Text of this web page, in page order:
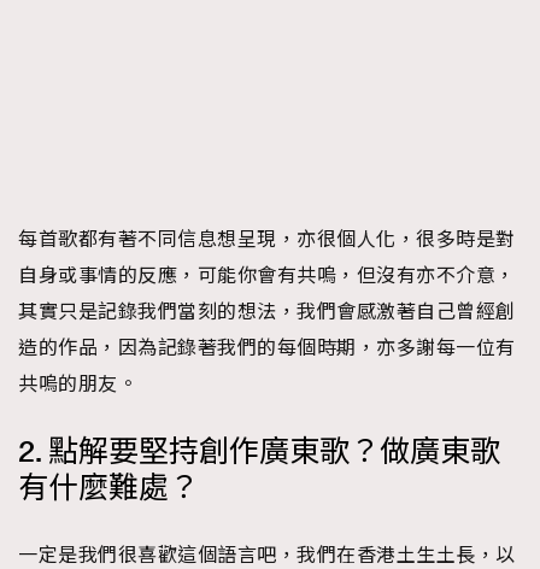
每首歌都有著不同信息想呈現，亦很個人化，很多時是對
自身或事情的反應，可能你會有共嗚，但沒有亦不介意，
其實只是記錄我們當刻的想法，我們會感激著自己曾經創
造的作品，因為記錄著我們的每個時期，亦多謝每一位有
共嗚的朋友。
2. 點解要堅持創作廣東歌？做廣東歌
有什麼難處？
一定是我們很喜歡這個語言吧，我們在香港土生土長，以